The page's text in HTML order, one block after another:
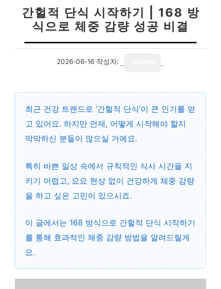
간헐적 단식 시작하기 | 168 방
식으로 체중 감량 성공 비결
2026-06-16 작성자:
최근 건강 트렌드로 ‘간헐적 단식’이 큰 인기를 얻
고 있어요. 하지만 언제, 어떻게 시작해야 할지
막막하신 분들이 많으실 거예요.
특히 바쁜 일상 속에서 규칙적인 식사 시간을 지
키기 어렵고, 요요 현상 없이 건강하게 체중 감량
을 하고 싶은 고민이 있으시죠.
이 글에서는 168 방식으로 간헐적 단식 시작하기
를 통해 효과적인 체중 감량 방법을 알려드릴게
요.